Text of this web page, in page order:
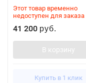
Этот товар временно
недоступен для заказа
41 200 руб.
В корзину
Купить в 1 клик